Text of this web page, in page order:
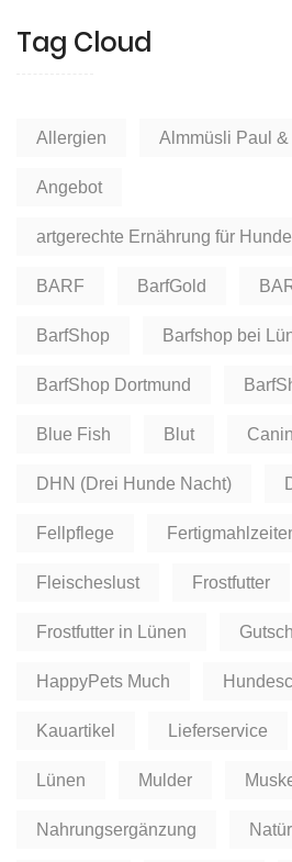
Tag Cloud
Allergien Almmüsli Paul
Angebot
artgerechte Ernährung für
BARF BarfGold
BarfShop Barfshop bei
BarfShop Dortmund
Blue Fish Blut
DHN (Drei Hunde Nacht)
Fellpflege
Fleischeslust Frostfutter
Frostfutter in Lünen
HappyPets Much
Kauartikel Lieferservice
Lünen Mulder
Nahrungsergänzung